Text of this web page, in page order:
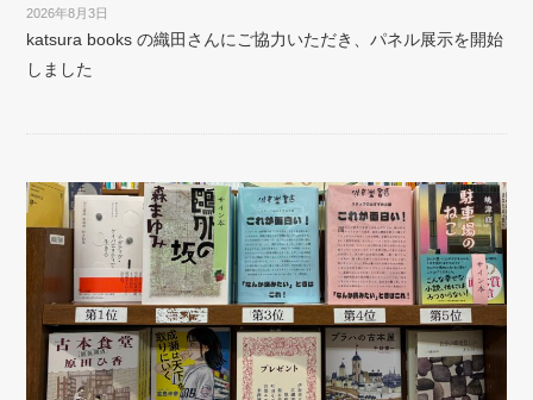
2026年8月3日
katsura books の織田さんにご協力いただき、パネル展示を開始
しました